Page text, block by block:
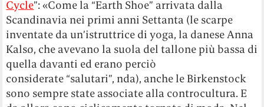
Cycle”: «Come la “Earth Shoe” arrivata dalla
Scandinavia nei primi anni Settanta (le scarpe
inventate da un’istruttrice di yoga, la danese Anna
Kalsø, che avevano la suola del tallone più bassa di
quella davanti ed erano perciò
considerate “salutari”, nda), anche le Birkenstock
sono sempre state associate alla controcultura. E